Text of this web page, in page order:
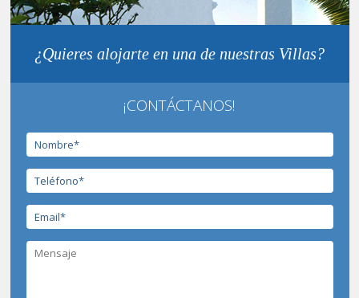
¿Quieres alojarte en una de nuestras Villas?
¡CONTÁCTANOS!